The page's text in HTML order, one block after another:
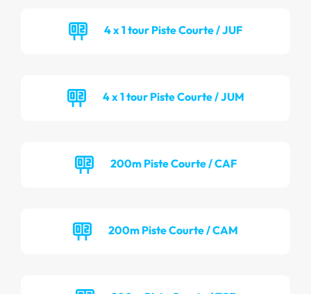
4 x 1 tour Piste Courte / JUF
4 x 1 tour Piste Courte / JUM
200m Piste Courte / CAF
200m Piste Courte / CAM